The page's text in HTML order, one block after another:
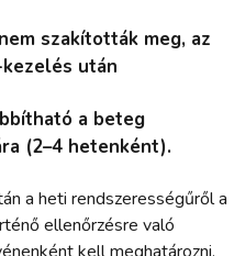
szakították meg, az
után
a beteg
(2–4 hetenként).
a heti rendszerességűről a
ellenőrzésre való